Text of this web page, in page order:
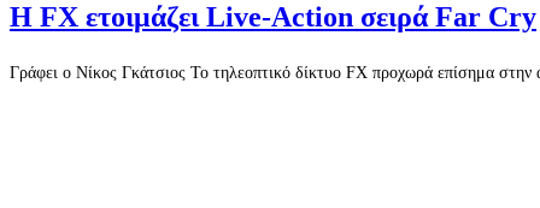
Η FX ετοιμάζει Live-Action σειρά Far Cry
Γράφει ο Νίκος Γκάτσιος Το τηλεοπτικό δίκτυο FX προχωρά επίσημα